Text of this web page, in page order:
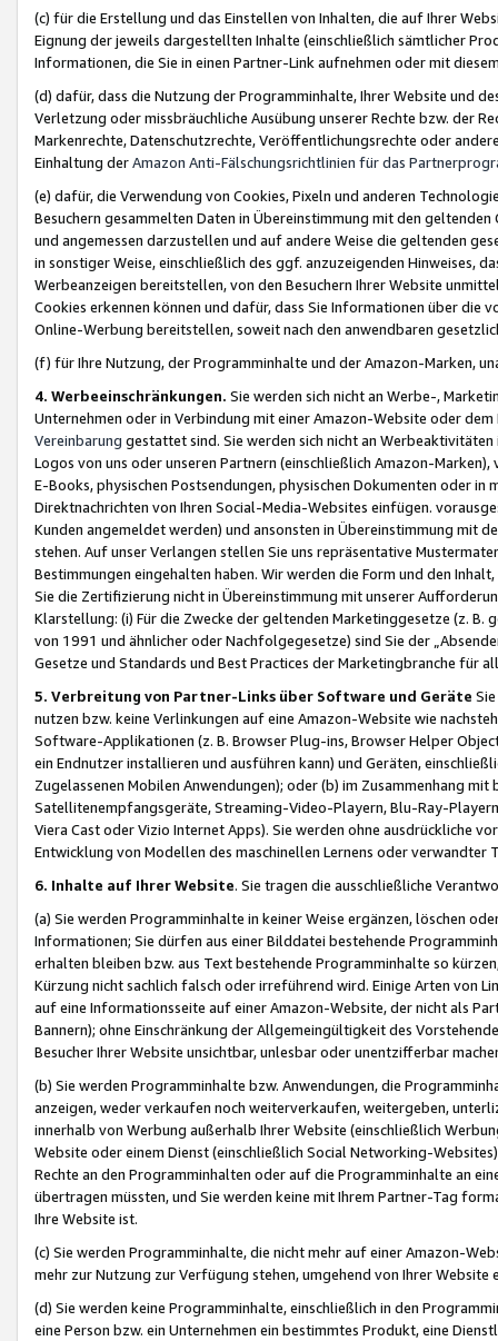
(c) für die Erstellung und das Einstellen von Inhalten, die auf Ihrer
Eignung der jeweils dargestellten Inhalte (einschließlich sämtlicher
Informationen, die Sie in einen Partner-Link aufnehmen oder mit
(d) dafür, dass die Nutzung der Programminhalte, Ihrer Website und
Verletzung oder missbräuchliche Ausübung unserer Rechte bzw. der
Markenrechte, Datenschutzrechte, Veröffentlichungsrechte oder
Einhaltung derAmazon Anti-Fälschungsrichtlinien für das
(e) dafür, die Verwendung von Cookies, Pixeln und anderen
Besuchern gesammelten Daten in Übereinstimmung mit den
und angemessen darzustellen und auf andere Weise die geltenden
in sonstiger Weise, einschließlich des ggf. anzuzeigenden Hinweises,
Werbeanzeigen bereitstellen, von den Besuchern Ihrer Website
Cookies erkennen können und dafür, dass Sie Informationen über die
Online-Werbung bereitstellen, soweit nach den anwendbaren
(f) für Ihre Nutzung, der Programminhalte und der Amazon-Marken,
4. Werbeeinschränkungen. Sie werden sich nicht an Werbe-,
Unternehmen oder in Verbindung mit einer Amazon-Website oder
Vereinbarung gestattet sind. Sie werden sich nicht an
Logos von uns oder unseren Partnern (einschließlich Amazon-
E-Books, physischen Postsendungen, physischen Dokumenten oder in
Direktnachrichten von Ihren Social-Media-Websites einfügen.
Kunden angemeldet werden) und ansonsten in Übereinstimmung mit
stehen. Auf unser Verlangen stellen Sie uns repräsentative
Bestimmungen eingehalten haben. Wir werden die Form und den
Sie die Zertifizierung nicht in Übereinstimmung mit unserer
Klarstellung: (i) Für die Zwecke der geltenden Marketinggesetze (z. B.
von 1991 und ähnlicher oder Nachfolgegesetze) sind Sie der
Gesetze und Standards und Best Practices der Marketingbranche für
5. Verbreitung von Partner-Links über Software und Geräte
nutzen bzw. keine Verlinkungen auf eine Amazon-Website wie
Software-Applikationen (z. B. Browser Plug-ins, Browser Helper
ein Endnutzer installieren und ausführen kann) und Geräten,
Zugelassenen Mobilen Anwendungen); oder (b) im Zusammenhang
Satellitenempfangsgeräte, Streaming-Video-Playern, Blu-Ray-
Viera Cast oder Vizio Internet Apps). Sie werden ohne ausdrückliche
Entwicklung von Modellen des maschinellen Lernens oder
6. Inhalte auf Ihrer Website. Sie tragen die ausschließliche
(a) Sie werden Programminhalte in keiner Weise ergänzen, löschen
Informationen; Sie dürfen aus einer Bilddatei bestehende
erhalten bleiben bzw. aus Text bestehende Programminhalte so
Kürzung nicht sachlich falsch oder irreführend wird. Einige Arten von
auf eine Informationsseite auf einer Amazon-Website, der nicht als
Bannern); ohne Einschränkung der Allgemeingültigkeit des
Besucher Ihrer Website unsichtbar, unlesbar oder unentzifferbar
(b) Sie werden Programminhalte bzw. Anwendungen, die
anzeigen, weder verkaufen noch weiterverkaufen, weitergeben,
innerhalb von Werbung außerhalb Ihrer Website (einschließlich
Website oder einem Dienst (einschließlich Social Networking-
Rechte an den Programminhalten oder auf die Programminhalte an
übertragen müssten, und Sie werden keine mit Ihrem Partner-Tag
Ihre Website ist.
(c) Sie werden Programminhalte, die nicht mehr auf einer Amazon-
mehr zur Nutzung zur Verfügung stehen, umgehend von Ihrer
(d) Sie werden keine Programminhalte, einschließlich in den
eine Person bzw. ein Unternehmen ein bestimmtes Produkt, eine